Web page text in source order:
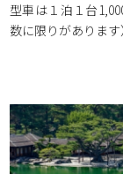
型車は１泊１台
数に限りがあり